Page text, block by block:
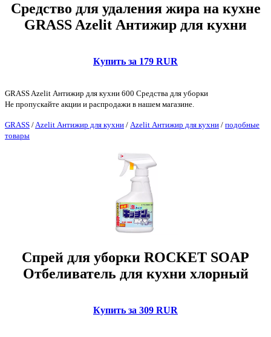
Средство для удаления жира на кухне
GRASS Azelit Антижир для кухни
Купить за 179 RUR
GRASS Azelit Антижир для кухни 600 Средства для уборки
Не пропускайте акции и распродажи в нашем магазине.
GRASS /Azelit Антижир для кухни / Azelit Антижир для кухни / подобные
товары
Спрей для уборки ROCKET SOAP
Отбеливатель для кухни хлорный
Купить за 309 RUR